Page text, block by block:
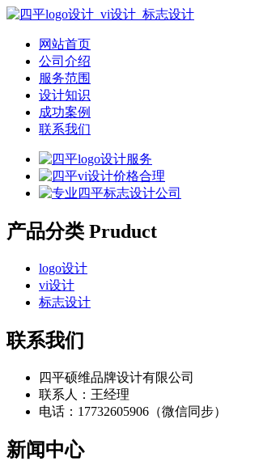
网站首页
公司介绍
服务范围
设计知识
成功案例
联系我们
产品分类 Pruduct
logo设计
vi设计
标志设计
联系我们
四平硕维品牌设计有限公司
联系人：王经理
电话：17732605906（微信同步）
新闻中心